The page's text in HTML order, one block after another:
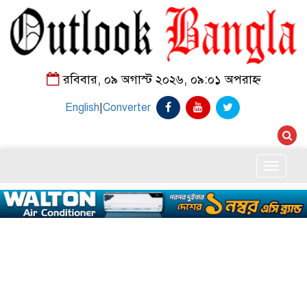
রবিবার, ০৯ অগাস্ট ২০২৬, ০৯:০১ অপরাহ্ন
English|Converter